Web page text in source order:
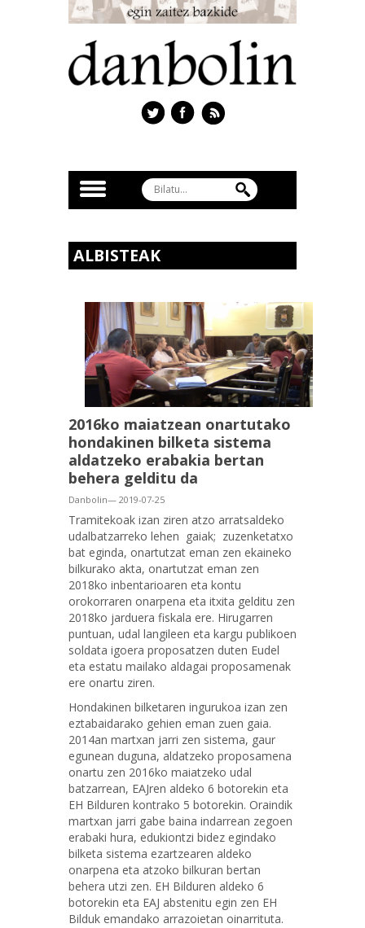
ALBISTEAK
2016ko maiatzean onartutako
hondakinen bilketa sistema
aldatzeko erabakia bertan
behera gelditu da
Danbolin— 2019-07-25
Tramitekoak izan ziren atzo arratsaldeko
udalbatzarreko lehen gaiak; zuzenketatxo
bat eginda, onartutzat eman zen ekaineko
bilkurako akta, onartutzat eman zen
2018ko inbentarioaren eta kontu
orokorraren onarpena eta itxita gelditu zen
2018ko jarduera fiskala ere. Hirugarren
puntuan, udal langileen eta kargu publikoen
soldata igoera proposatzen duten Eudel
eta estatu mailako aldagai proposamenak
ere onartu ziren.
Hondakinen bilketaren ingurukoa izan zen
eztabaidarako gehien eman zuen gaia.
2014an martxan jarri zen sistema, gaur
egunean duguna, aldatzeko proposamena
onartu zen 2016ko maiatzeko udal
batzarrean, EAJren aldeko 6 botorekin eta
EH Bilduren kontrako 5 botorekin. Oraindik
martxan jarri gabe baina indarrean zegoen
erabaki hura, edukiontzi bidez egindako
bilketa sistema ezartzearen aldeko
onarpena eta atzoko bilkuran bertan
behera utzi zen. EH Bilduren aldeko 6
botorekin eta EAJ abstenitu egin zen EH
Bilduk emandako arrazoietan oinarrituta.